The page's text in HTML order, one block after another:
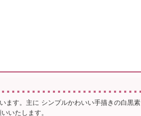
ます。主に シンプルかわいい手描きの白黒素
いたします。